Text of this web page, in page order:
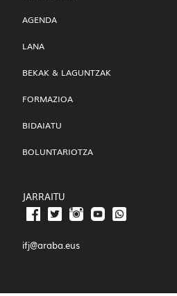
AGENDA
LANA
BEKAK & LAGUNTZAK
FORMAZIOA
BIDAIATU
BOLUNTARIOTZA
JARRAITU
ifj@araba.eus